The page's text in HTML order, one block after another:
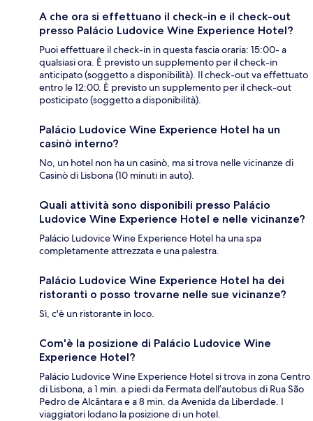
A che ora si effettuano il check-in e il check-out
presso Palácio Ludovice Wine Experience Hotel?
Puoi effettuare il check-in in questa fascia oraria: 15:00- a
qualsiasi ora. È previsto un supplemento per il check-in
anticipato (soggetto a disponibilità). Il check-out va effettuato
entro le 12:00. È previsto un supplemento per il check-out
posticipato (soggetto a disponibilità).
Palácio Ludovice Wine Experience Hotel ha un
casinò interno?
No, un hotel non ha un casinò, ma si trova nelle vicinanze di
Casinò di Lisbona (10 minuti in auto).
Quali attività sono disponibili presso Palácio
Ludovice Wine Experience Hotel e nelle vicinanze?
Palácio Ludovice Wine Experience Hotel ha una spa
completamente attrezzata e una palestra.
Palácio Ludovice Wine Experience Hotel ha dei
ristoranti o posso trovarne nelle sue vicinanze?
Sì, c'è un ristorante in loco.
Com'è la posizione di Palácio Ludovice Wine
Experience Hotel?
Palácio Ludovice Wine Experience Hotel si trova in zona Centro
di Lisbona, a 1 min. a piedi da Fermata dell’autobus di Rua São
Pedro de Alcântara e a 8 min. da Avenida da Liberdade. I
viaggiatori lodano la posizione di un hotel.